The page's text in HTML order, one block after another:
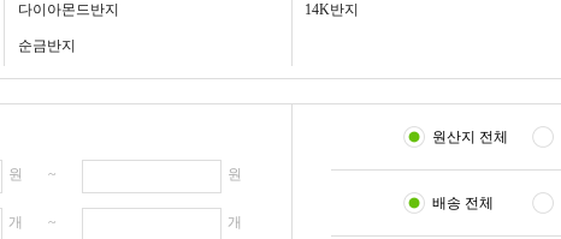
다이아몬드반지 14K반지
순금반지
원 ~ 원
개 ~ 개
원산지 전체
배송 전체